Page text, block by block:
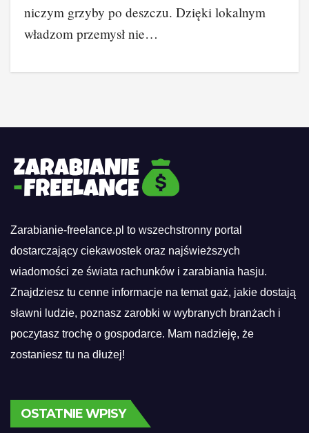
niczym grzyby po deszczu. Dzięki lokalnym
władzom przemysł nie…
Zarabianie-freelance.pl to wszechstronny portal
dostarczający ciekawostek oraz najświeższych
wiadomości ze świata rachunków i zarabiania hasju.
Znajdziesz tu cenne informacje na temat gaż, jakie dostają
sławni ludzie, poznasz zarobki w wybranych branżach i
poczytasz trochę o gospodarce. Mam nadzieję, że
zostaniesz tu na dłużej!
OSTATNIE WPISY